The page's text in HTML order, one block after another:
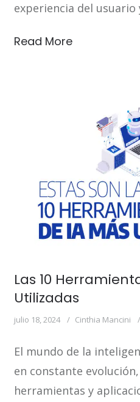
experiencia del
Read More
Las 10
Utilizadas
julio 18, 2024 Cinthia Mancini
El mundo de la
en constante
herramientas y